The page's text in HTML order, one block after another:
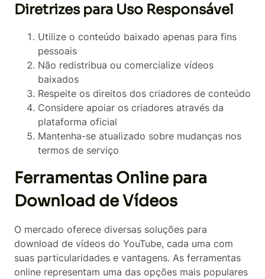
Diretrizes para Uso Responsável
Utilize o conteúdo baixado apenas para fins
pessoais
Não redistribua ou comercialize vídeos
baixados
Respeite os direitos dos criadores de conteúdo
Considere apoiar os criadores através da
plataforma oficial
Mantenha-se atualizado sobre mudanças nos
termos de serviço
Ferramentas Online para
Download de Vídeos
O mercado oferece diversas soluções para
download de vídeos do YouTube, cada uma com
suas particularidades e vantagens. As ferramentas
online representam uma das opções mais populares